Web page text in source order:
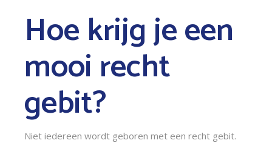
Hoe krijg je een
mooi recht
gebit?
Niet iedereen wordt geboren met een recht gebit.